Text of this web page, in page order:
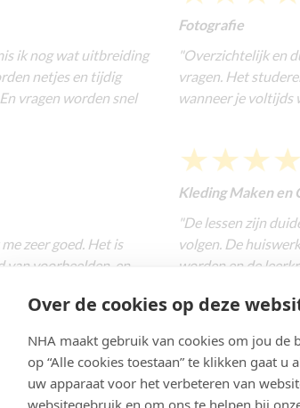
Over de cookies op deze
NHA maakt gebruik van cookies om jou
op “Alle cookies toestaan” te klikken gaat
uw apparaat voor het verbeteren van
websitegebruik en om ons te helpen bij
ik nog wat uitbreiding
netjes en tijdig
vragen worden snel
zeer goed. Het is
van voorbeelden, en
Fotografie
"Overzichtelijk en
vragen. Het
wanneer je voltijds
Kleding Maken en
"De lessen zijn
volgen. De
worden en de
Gitaar